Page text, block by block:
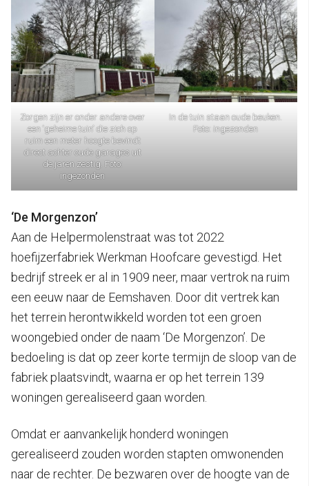
Zorgen zijn er onder andere over
een ‘geheime tuin’ die zich op
ruim een meter hoogte bevindt
direct achter oude garages uit
de jaren zestig. Foto:
ingezonden
In de tuin staan oude beuken.
Foto: ingezonden
‘De Morgenzon’
Aan de Helpermolenstraat was tot 2022
hoefijzerfabriek Werkman Hoofcare gevestigd. Het
bedrijf streek er al in 1909 neer, maar vertrok na ruim
een eeuw naar de Eemshaven. Door dit vertrek kan
het terrein herontwikkeld worden tot een groen
woongebied onder de naam ‘De Morgenzon’. De
bedoeling is dat op zeer korte termijn de sloop van de
fabriek plaatsvindt, waarna er op het terrein 139
woningen gerealiseerd gaan worden.
Omdat er aanvankelijk honderd woningen
gerealiseerd zouden worden stapten omwonenden
naar de rechter. De bezwaren over de hoogte van de